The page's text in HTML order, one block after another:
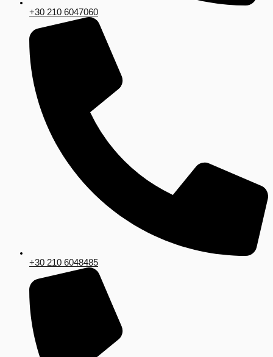
+30 210 6047060
+30 210 6048485